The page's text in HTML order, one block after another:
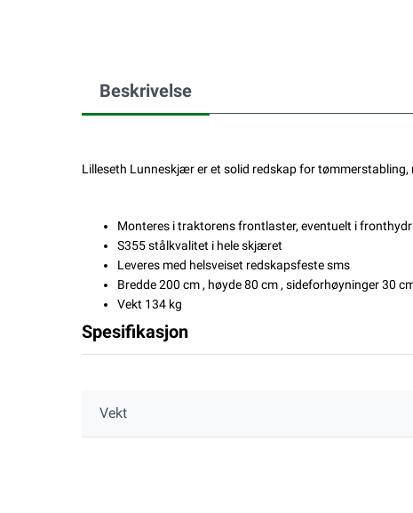
Beskrivelse
Lilleseth Lunneskjær er et solid redskap for
Monteres i traktorens frontlaster, eventuelt i
S355 stålkvalitet i hele skjæret
Leveres med helsveiset redskapsfeste sms
Bredde 200 cm , høyde 80 cm , sideforhøyninger 30
Vekt 134 kg
Spesifikasjon
Vekt